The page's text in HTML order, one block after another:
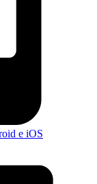
e iOS